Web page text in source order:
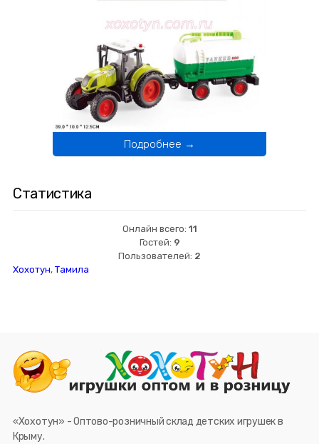
Подробнее →
Статистика
Онлайн всего: 11
Гостей: 9
Пользователей: 2
Хохотун, Тамила
«Хохотун» - Оптово-розничный склад детских игрушек в
Крыму.